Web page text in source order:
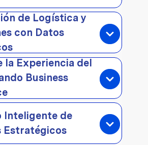
de Logística y
con Datos
la Experiencia del
Business
Inteligente de
Estratégicos